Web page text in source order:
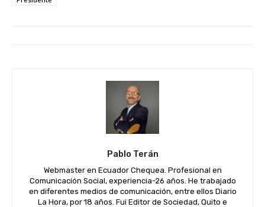
Pablo Terán
Webmaster en Ecuador Chequea. Profesional en
Comunicación Social, experiencia-26 años. He trabajado
en diferentes medios de comunicación, entre ellos Diario
La Hora, por 18 años. Fui Editor de Sociedad, Quito e